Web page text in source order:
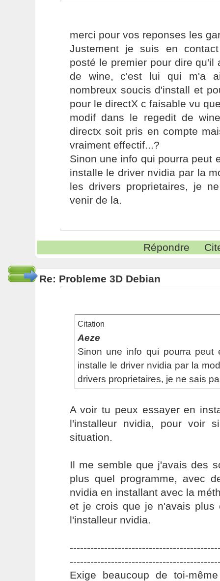
merci pour vos reponses les
Justement je suis en
posté le premier pour dire qu'il
de wine, c'est lui qui m'a
nombreux soucis d'install et
pour le directX c faisable vu
modif dans le regedit de
directx soit pris en compte
vraiment effectif...?
Sinon une info qui pourra peut
installe le driver nvidia par la
les drivers proprietaires, je
venir de la.
Répondre
Re: Probleme 3D Debian
Citation
Aeze
Sinon une info qui pourra peut
installe le driver nvidia par la
drivers proprietaires, je ne sais
A voir tu peux essayer en
l'installeur nvidia, pour voir
situation.
Il me semble que j'avais des
plus quel programme, avec
nvidia en installant avec la
et je crois que je n'avais plus
l'installeur nvidia.
Exige beaucoup de toi-